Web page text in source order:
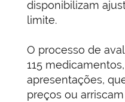
disponibilizam
limite.
O processo de
115
apresentações,
preços ou